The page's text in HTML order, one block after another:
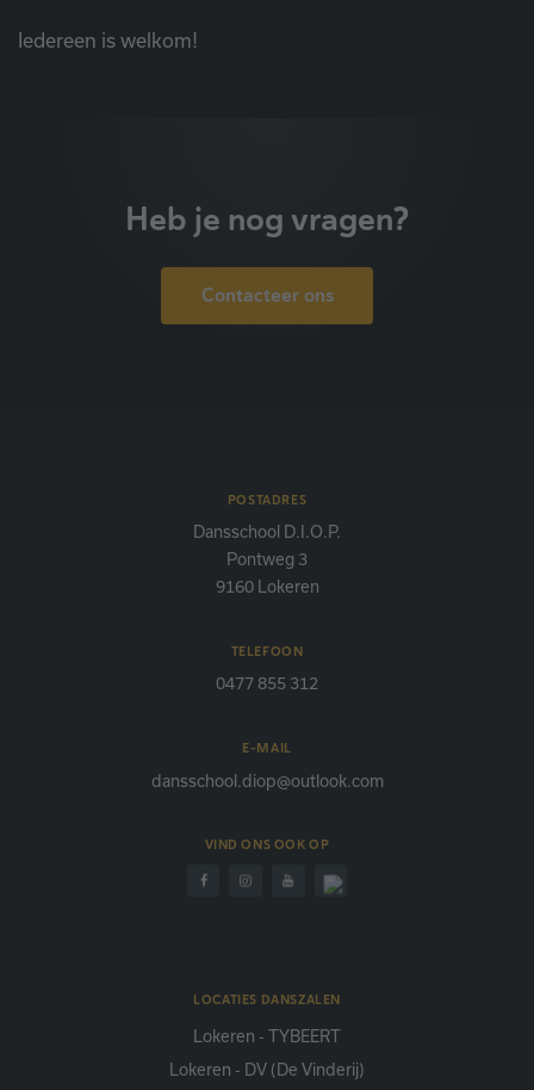
Iedereen is welkom!
Heb je nog vragen?
Contacteer ons
POSTADRES
Dansschool D.I.O.P.
Pontweg 3
9160 Lokeren
TELEFOON
0477 855 312
E-MAIL
dansschool.diop@outlook.com
VIND ONS OOK OP
LOCATIES DANSZALEN
Lokeren - TYBEERT
Lokeren - DV (De Vinderij)